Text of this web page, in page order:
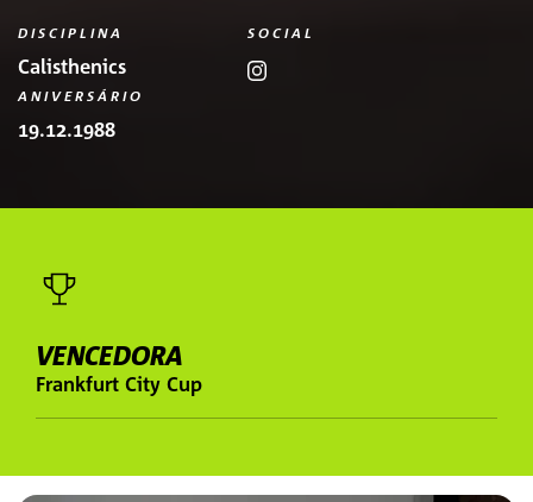
DISCIPLINA
Calisthenics
SOCIAL
ANIVERSÁRIO
19.12.1988
VENCEDORA
Frankfurt City Cup